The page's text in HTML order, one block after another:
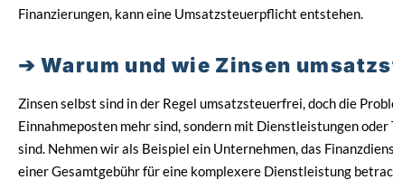
Finanzierungen, kann eine Umsatzsteuerpflicht entstehen.
Warum und wie Zinsen
Zinsen selbst sind in der Regel umsatzsteuerfrei, doch die
Einnahmeposten mehr sind, sondern mit Dienstleistungen
sind. Nehmen wir als Beispiel ein Unternehmen, das
einer Gesamtgebühr für eine komplexere Dienstleistung